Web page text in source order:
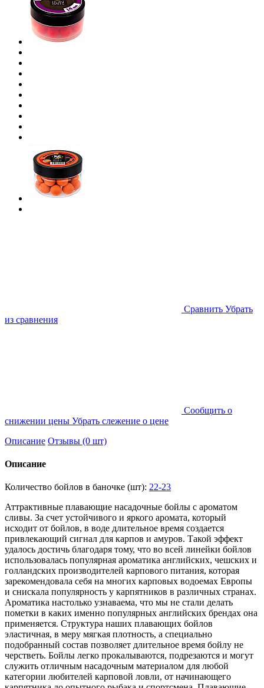
Cравнить Убрать
из сравнения
Cообщить о
снижении цены Убрать слежение о цене
Описание Отзывы (0 шт)
Описание
Количество бойлов в баночке (шт): 22-23
Аттрактивные плавающие насадочные бойлы с ароматом
сливы. За счет устойчивого и яркого аромата, который
исходит от бойлов, в воде длительное время создается
привлекающий сигнал для карпов и амуров. Такой эффект
удалось достичь благодаря тому, что во всей линейки бойлов
использовалась популярная ароматика английских, чешских и
голландских производителей карпового питания, которая
зарекомендовала себя на многих карповых водоемах Европы
и снискала популярность у карпятников в различных странах.
Ароматика настолько узнаваема, что мы не стали делать
пометки в каких именно популярных английских брендах она
применяется. Структура наших плавающих бойлов
эластичная, в меру мягкая плотность, а специально
подобранный состав позволяет длительное время бойлу не
черстветь. Бойлы легко прокалываются, подрезаются и могут
служить отличным насадочным материалом для любой
категории любителей карповой ловли, от начинающего